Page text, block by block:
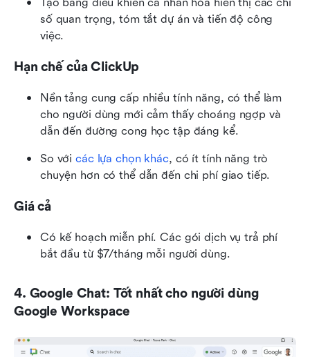
Tạo bảng điều khiển cá nhân hóa hiển thị các chỉ
số quan trọng, tóm tắt dự án và tiến độ công
việc.
Hạn chế của ClickUp
Nền tảng cung cấp nhiều tính năng, có thể làm
cho người dùng mới cảm thấy choáng ngợp và
dẫn đến đường cong học tập đáng kể.
So với các lựa chọn khác, có ít tính năng trò
chuyện hơn có thể dẫn đến chi phí giao tiếp.
Giá cả
Có kế hoạch miễn phí. Các gói dịch vụ trả phí
bắt đầu từ $7/tháng mỗi người dùng.
4. Google Chat: Tốt nhất cho người dùng
Google Workspace